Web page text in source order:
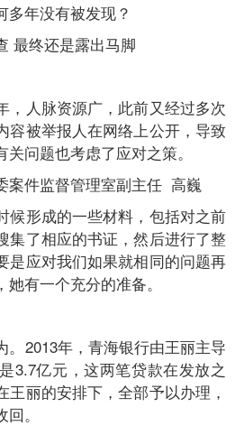
多年没有被发现？
最终还是露出马脚
，人脉资源广，此前又经过多次
容被举报人在网络上公开，导致
问题也考虑了应对之策。
案件监督管理室副主任 高巍
候形成的一些材料，包括对之前
集了相应的书证，然后进行了整
是应对我们如果就相同的问题再
有一个充分的准备。
。2013年，青海银行由王丽主导
3.7亿元，这两笔贷款在发放之
丽的安排下，全部予以办理，
。